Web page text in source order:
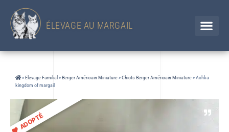
ÉLEVAGE AU MARGAIL
» Elevage Familial » Berger Américain Miniature»Chiots Berger Américain Miniature»Achka
kingdom of margail
ADOPTÉ